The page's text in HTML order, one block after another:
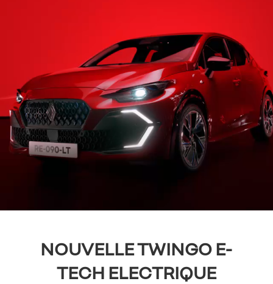
NOUVELLE TWINGOE-
TECH ELECTRIQUE